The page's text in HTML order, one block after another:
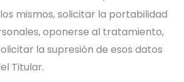
mismos, solicitar la portabilidad
oponerse al tratamiento,
la supresión de esos datos
Titular.